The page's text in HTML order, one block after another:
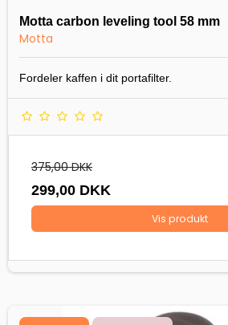
Motta carbon leveling tool 58 mm
Motta
Fordeler kaffen i dit portafilter.
375,00 DKK
299,00 DKK
Vis produkt